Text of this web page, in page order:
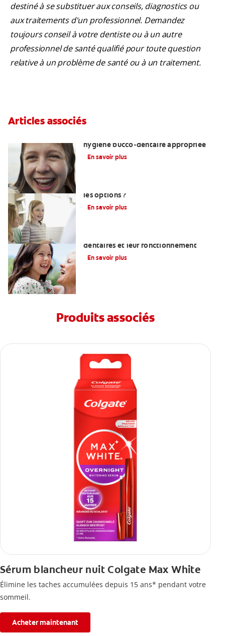
destiné à se substituer aux conseils, diagnostics ou
aux traitements d'un professionnel. Demandez
toujours conseil à votre dentiste ou à un autre
professionnel de santé qualifié pour toute question
relative à un problème de santé ou à un traitement.
Articles associés
hygiène bucco-dentaire appropriée
En savoir plus
les options ?
En savoir plus
dentaires et leur fonctionnement
En savoir plus
Produits associés
Sérum blancheur nuit Colgate Max White
Élimine les taches accumulées depuis 15 ans* pendant votre
sommeil.
Acheter maintenant